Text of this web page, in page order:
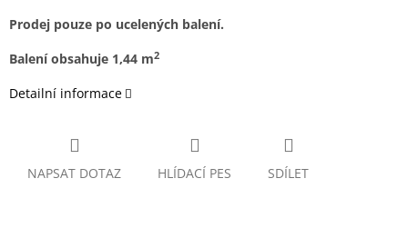
Prodej pouze po ucelených balení.
Balení obsahuje 1,44 m2
Detailní informace
NAPSAT DOTAZ HLÍDACÍ PES SDÍLET